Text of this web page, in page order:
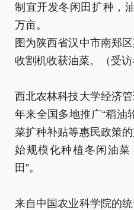
制宜开发冬闲田扩种，
万亩。
图为陕西省汉中市南郑
收割机收获油菜。（受访
西北农林科技大学经济
年来全国多地推广“稻油
菜扩种补贴等惠民政策
始规模化种植冬闲油菜
田”。
来自中国农业科学院的